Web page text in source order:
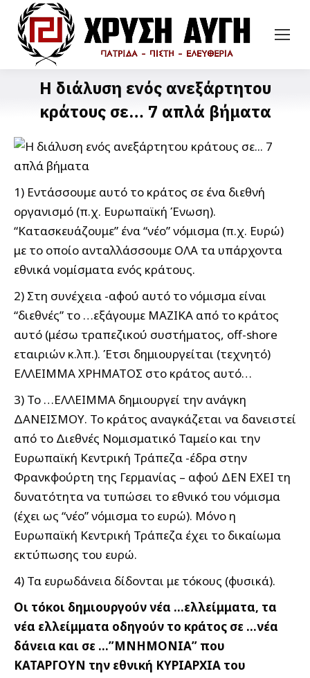
Η διάλυση ενός ανεξάρτητου
κράτους σε… 7 απλά βήματα
1) Εντάσσουμε αυτό το κράτος σε ένα διεθνή
οργανισμό (π.χ. Ευρωπαϊκή Ένωση).
“Κατασκευάζουμε” ένα “νέο” νόμισμα (π.χ. Ευρώ)
με το οποίο ανταλλάσσουμε ΟΛΑ τα υπάρχοντα
εθνικά νομίσματα ενός κράτους.
2) Στη συνέχεια -αφού αυτό το νόμισμα είναι
“διεθνές” το …εξάγουμε ΜΑΖΙΚΑ από το κράτος
αυτό (μέσω τραπεζικού συστήματος, off-shore
εταιριών κ.λπ.). Έτσι δημιουργείται (τεχνητό)
ΕΛΛΕΙΜΜΑ ΧΡΗΜΑΤΟΣ στο κράτος αυτό…
3) Το …ΕΛΛΕΙΜΜΑ δημιουργεί την ανάγκη
ΔΑΝΕΙΣΜΟΥ. Το κράτος αναγκάζεται να δανειστεί
από το Διεθνές Νομισματικό Ταμείο και την
Ευρωπαϊκή Κεντρική Τράπεζα -έδρα στην
Φρανκφούρτη της Γερμανίας – αφού ΔΕΝ ΕΧΕΙ τη
δυνατότητα να τυπώσει το εθνικό του νόμισμα
(έχει ως “νέο” νόμισμα το ευρώ). Μόνο η
Ευρωπαϊκή Κεντρική Τράπεζα έχει το δικαίωμα
εκτύπωσης του ευρώ.
4) Τα ευρωδάνεια δίδονται με τόκους (φυσικά).
Οι τόκοι δημιουργούν νέα …ελλείμματα, τα
νέα ελλείμματα οδηγούν το κράτος σε …νέα
δάνεια και σε …”ΜΝΗΜΟΝΙΑ” που
ΚΑΤΑΡΓΟΥΝ την εθνική ΚΥΡΙΑΡΧΙΑ του